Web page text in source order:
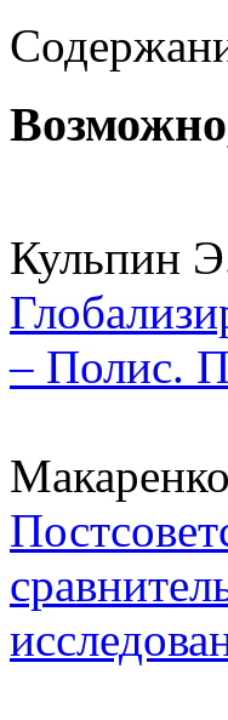
Кульпин
– Полис.